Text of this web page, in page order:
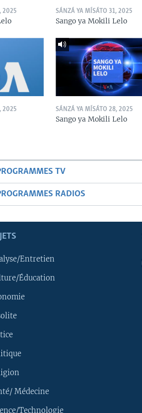
2025 SÁNZÁ YA MÍSÁTO 31, 2025
Sango ya Mokili Lelo
2025 SÁNZÁ YA MÍSÁTO 28, 2025
Sango ya Mokili Lelo
TV
RADIOS
Entretien
Éducation
Médecine
Technologie